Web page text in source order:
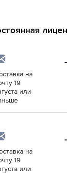
на
19
или
на
19
или